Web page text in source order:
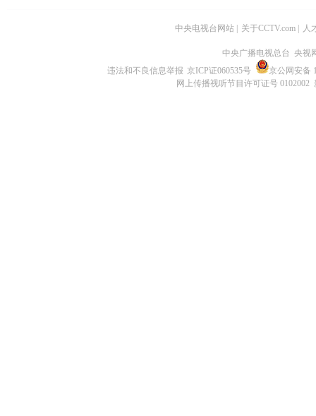
中央电视台网站 关于CCTV.com 人
中央广播电视总台 央视
违法和不良信息举报 京ICP证060535号
京公网安备
网上传播视听节目许可证号 0102002